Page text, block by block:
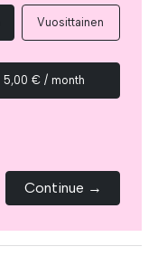
Vuosittainen
5,00 € / month
Continue →